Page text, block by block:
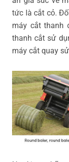
tức là cắt cỏ.
máy cắt thanh
thanh cắt sử
máy cắt quay